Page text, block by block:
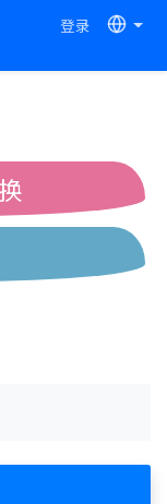
登录